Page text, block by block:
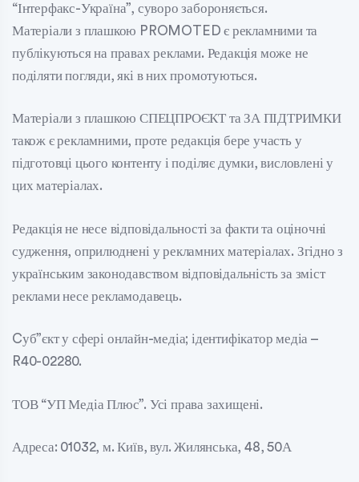
“Інтерфакс-Україна”, суворо забороняється.
Матеріали з плашкою PROMOTED є рекламними та
публікуються на правах реклами. Редакція може не
поділяти погляди, які в них промотуються.
Матеріали з плашкою СПЕЦПРОЄКТ та ЗА ПІДТРИМКИ
також є рекламними, проте редакція бере участь у
підготовці цього контенту і поділяє думки, висловлені у
цих матеріалах.
Редакція не несе відповідальності за факти та оціночні
судження, оприлюднені у рекламних матеріалах. Згідно з
українським законодавством відповідальність за зміст
реклами несе рекламодавець.
Cуб”єкт у сфері онлайн-медіа; ідентифікатор медіа –
R40-02280.
ТОВ “УП Медіа Плюс”. Усі права захищені.
Адреса: 01032, м. Київ, вул. Жилянська, 48, 50А